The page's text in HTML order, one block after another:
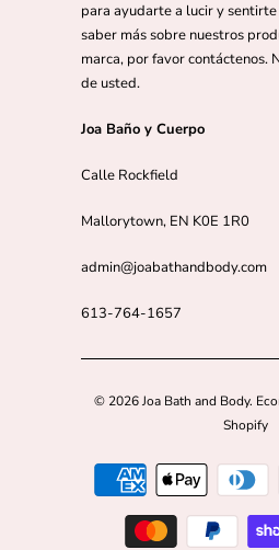
para ayudarte a lucir y sentirte
saber más sobre nuestros
marca, por favor contáctenos.
de usted.
Joa Baño y Cuerpo
Calle Rockfield
Mallorytown, EN K0E 1R0
admin@joabathandbody.com
613-764-1657
© 2026Joa Bath and Body.
Shopify